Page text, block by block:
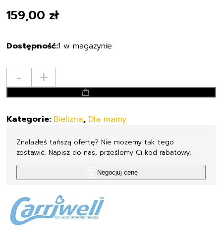
159,00 zł
1 w magazynie
-
CARRIWELL
-
BIUSTONOSZ
KARMIENIA
GELWIRE
BIAŁY
+
Kategorie: Bielizna, Dla mamy
Znalazłeś tańszą ofertę? Nie możemy tak tego
zostawić. Napisz do nas, prześlemy Ci kod rabatowy.
Negocjuj cenę